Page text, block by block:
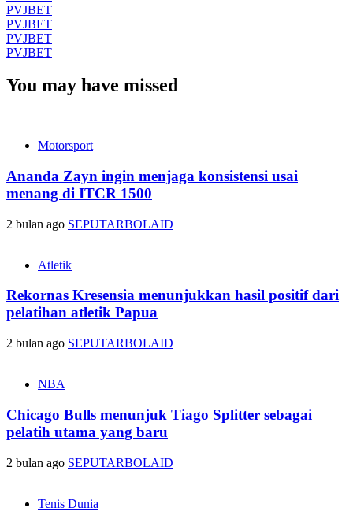
PVJBET
PVJBET
PVJBET
PVJBET
You may have missed
Motorsport
Ananda Zayn ingin menjaga konsistensi usai
menang di ITCR 1500
2 bulan ago SEPUTARBOLAID
Atletik
Rekornas Kresensia menunjukkan hasil positif dari
pelatihan atletik Papua
2 bulan ago SEPUTARBOLAID
NBA
Chicago Bulls menunjuk Tiago Splitter sebagai
pelatih utama yang baru
2 bulan ago SEPUTARBOLAID
Tenis Dunia